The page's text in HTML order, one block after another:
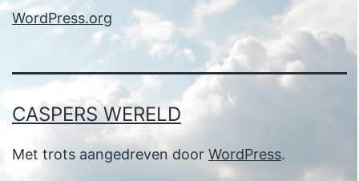
WordPress.org
CASPERS WERELD
Met trots aangedreven door WordPress.